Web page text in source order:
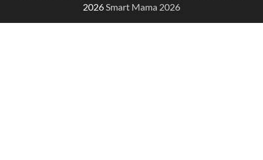
2026 Smart Mama 2026